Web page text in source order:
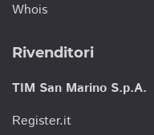
Whois
Rivenditori
TIM San Marino S.p.A.
Register.it